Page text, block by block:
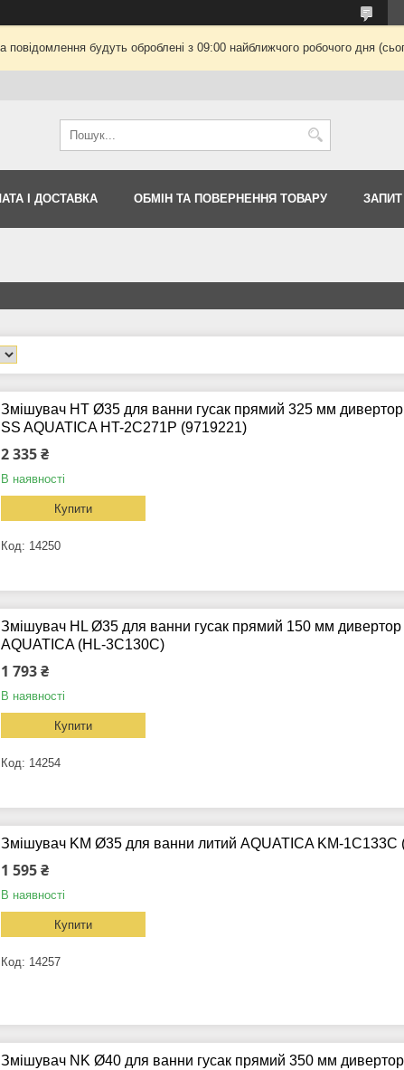
будуть оброблені з 09:00 найближчого робочого дня
І ДОСТАВКА ОБМІН ТА ПОВЕРНЕННЯ ТОВАРУ
Змішувач HT Ø35 для ванни гусак прямий 325 мм
SS AQUATICA HT-2C271P (9719221)
2 335 ₴
В наявності
Купити
14250
Змішувач HL Ø35 для ванни гусак прямий 150 мм
AQUATICA (HL-3C130C)
1 793 ₴
В наявності
Купити
14254
Змішувач KM Ø35 для ванни литий AQUATICA KM-1C133C
1 595 ₴
В наявності
Купити
14257
Змішувач NK Ø40 для ванни гусак прямий 350 мм